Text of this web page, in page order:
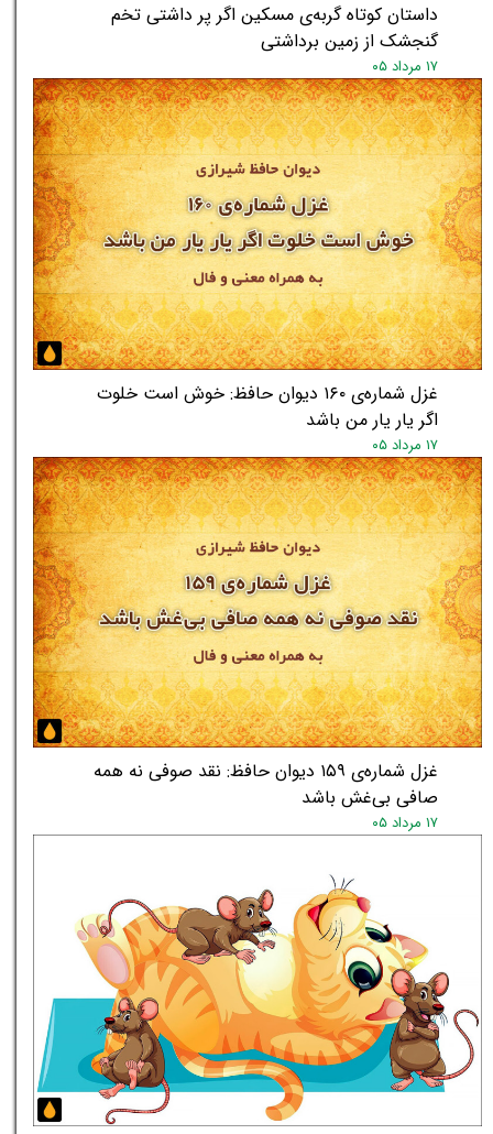
★★
داستان کوتاه گربه‌ی مسکین اگر پر داشتی تخم
گنجشک از زمین برداشتی
۱۷ مرداد ۰۵
غزل شماره‌ی ۱۶۰ دیوان حافظ: خوش است خلوت
اگر یار یار من باشد
۱۷ مرداد ۰۵
غزل شماره‌ی ۱۵۹ دیوان حافظ: نقد صوفی نه همه
صافی بی‌غش باشد
۱۷ مرداد ۰۵